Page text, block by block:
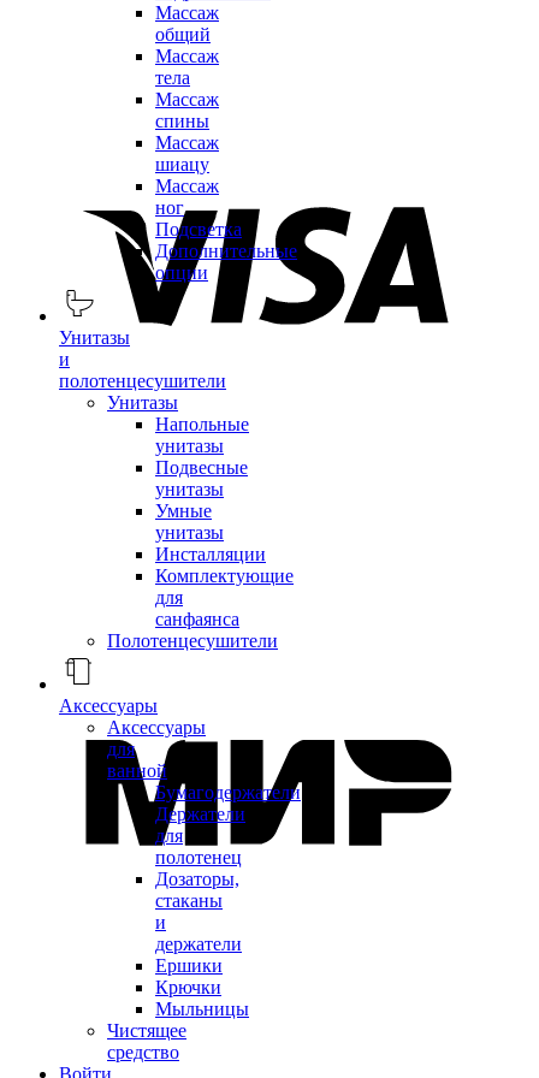
Массаж
общий
Массаж
тела
Массаж
спины
Массаж
шиацу
Массаж
ног
Подсветка
Дополнительные
опции
Унитазы
и
полотенцесушители
Унитазы
Напольные
унитазы
Подвесные
унитазы
Умные
унитазы
Инсталляции
Комплектующие
для
санфаянса
Полотенцесушители
Аксессуары
Аксессуары
для
ванной
Бумагодержатели
Держатели
для
полотенец
Дозаторы,
стаканы
и
держатели
Ершики
Крючки
Мыльницы
Чистящее
средство
Войти